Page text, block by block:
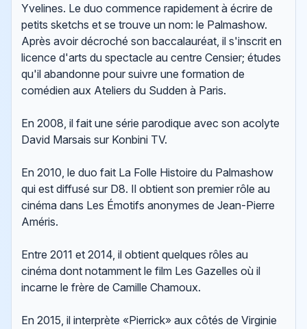
Yvelines. Le duo commence rapidement à écrire de
petits sketchs et se trouve un nom: le Palmashow.
Après avoir décroché son baccalauréat, il s'inscrit en
licence d'arts du spectacle au centre Censier; études
qu'il abandonne pour suivre une formation de
comédien aux Ateliers du Sudden à Paris.
En 2008, il fait une série parodique avec son acolyte
David Marsais sur Konbini TV.
En 2010, le duo fait La Folle Histoire du Palmashow
qui est diffusé sur D8. Il obtient son premier rôle au
cinéma dans Les Émotifs anonymes de Jean-Pierre
Améris.
Entre 2011 et 2014, il obtient quelques rôles au
cinéma dont notamment le film Les Gazelles où il
incarne le frère de Camille Chamoux.
En 2015, il interprète «Pierrick» aux côtés de Virginie